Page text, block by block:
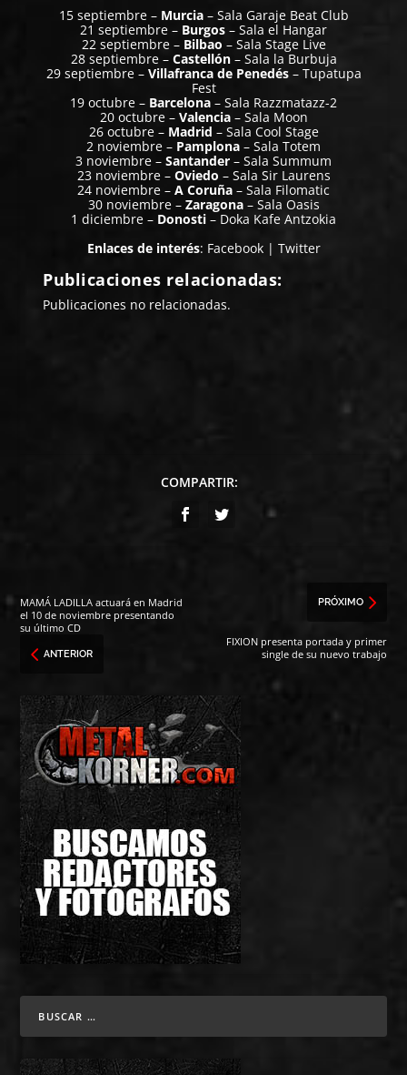
15 septiembre – Murcia – Sala Garaje Beat Club
21 septiembre – Burgos – Sala el Hangar
22 septiembre – Bilbao – Sala Stage Live
28 septiembre – Castellón – Sala la Burbuja
29 septiembre – Villafranca de Penedés – Tupatupa
Fest
19 octubre – Barcelona – Sala Razzmatazz-2
20 octubre – Valencia – Sala Moon
26 octubre – Madrid – Sala Cool Stage
2 noviembre – Pamplona – Sala Totem
3 noviembre – Santander – Sala Summum
23 noviembre – Oviedo – Sala Sir Laurens
24 noviembre – A Coruña – Sala Filomatic
30 noviembre – Zaragona – Sala Oasis
1 diciembre – Donosti – Doka Kafe Antzokia
Enlaces de interés: Facebook| Twitter
Publicaciones relacionadas:
Publicaciones no relacionadas.
COMPARTIR:
MAMÁ LADILLA actuará en Madrid
el 10 de noviembre presentando
su último CD
ANTERIOR
PRÓXIMO
FIXION presenta portada y primer
single de su nuevo trabajo